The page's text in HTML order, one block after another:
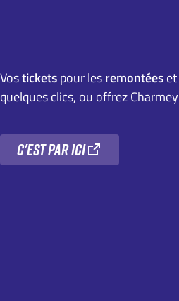
Vosticketspour lesremontéeset
quelques clics, ou offrez Charmey
C'est par ici